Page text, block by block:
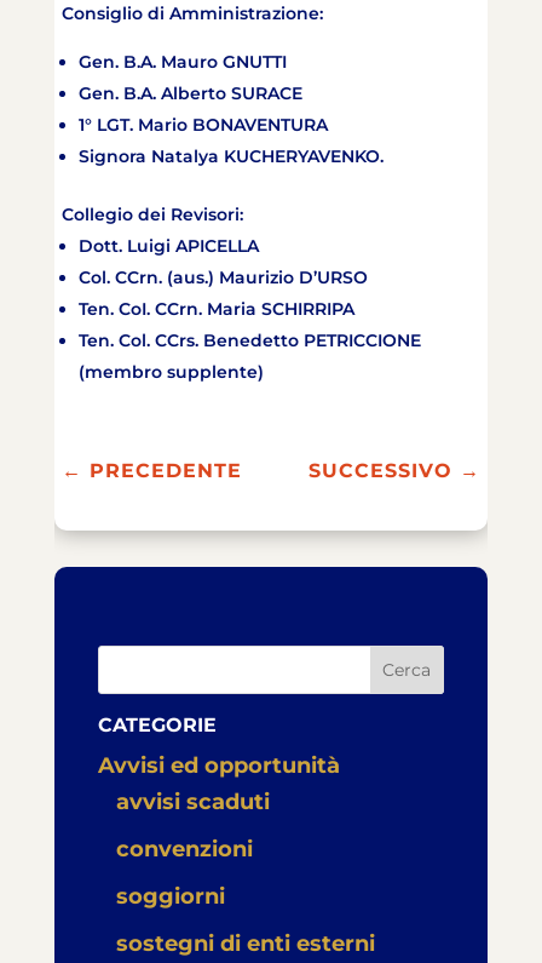
Consiglio di Amministrazione:
Gen. B.A. Mauro GNUTTI
Gen. B.A. Alberto SURACE
1° LGT. Mario BONAVENTURA
Signora Natalya KUCHERYAVENKO.
Collegio dei Revisori:
Dott. Luigi APICELLA
Col. CCrn. (aus.) Maurizio D’URSO
Ten. CoI. CCrn. Maria SCHIRRIPA
Ten. Col. CCrs. Benedetto PETRICCIONE
(membro supplente)
← PRECEDENTE SUCCESSIVO →
Cerca
CATEGORIE
Avvisi ed opportunità
avvisi scaduti
convenzioni
soggiorni
sostegni di enti esterni